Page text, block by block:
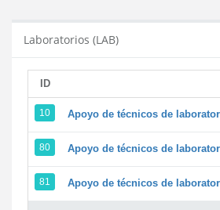
Laboratorios (LAB)
ID
10 Apoyo de técnicos de
80 Apoyo de técnicos de
81 Apoyo de técnicos de